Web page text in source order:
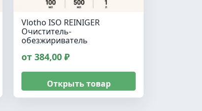
Vlotho ISO REINIGER
Очиститель-
обезжириватель
от 384,00 ₽
Открыть товар